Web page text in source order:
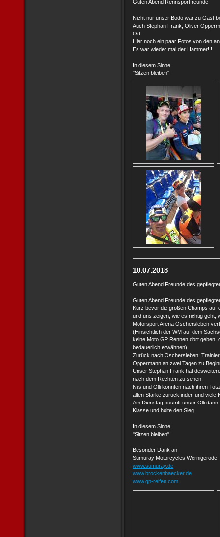
Guten Abend Rennsportfreunde
Nicht nur unser Bodo war zu Gast
Auch Stephan Frank, Oliver
Ort.
Hier noch ein paar Fotos von den
Es war wieder mal der Hammer!!!
In diesem Sinne
"Sitzen bleiben"
10.07.2018
Guten Abend Freunde des
Guten Abend Freunde des
Kurz bevor die großen Champs auf
und uns zeigen, wie es richtig geht,
Motorsport Arena Oschersleben
(Hinsichtlich der WM auf dem
keine Moto GP Rennen dort geben,
bedauerlich erwähnen)
Zurück nach Oschersleben:
Oppermann an zwei Tagen zu
Unser Stephan Frank hat
nach dem Rechten zu sehen.
Nils und Olli konnten nach ihren
alten Stärke zurückfinden und viele
Am Dienstag bestritt unser Olli
Klasse und holte den Sieg.
In diesem Sinne
"Sitzen bleiben"
Besonder Dank an
Sumuray Motorcycles Wernigerode
www.sumuray.de
www.brockenbaecker.de
www.gp-reifen.com